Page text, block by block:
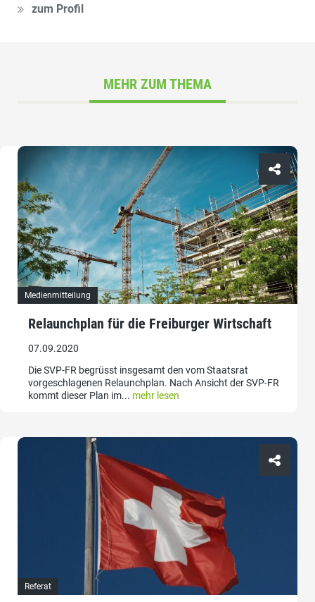
zum Profil
MEHR ZUM THEMA
Medienmitteilung
Relaunchplan für die Freiburger Wirtschaft
07.09.2020
Die SVP-FR begrüsst insgesamt den vom Staatsrat
vorgeschlagenen Relaunchplan. Nach Ansicht der SVP-FR
kommt dieser Plan im... mehr lesen
Referat